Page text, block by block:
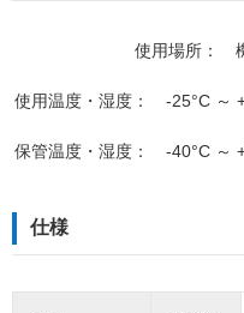
使用場所：
使用温度・湿度： -25°C ～
保管温度・湿度： -40°C ～
仕様